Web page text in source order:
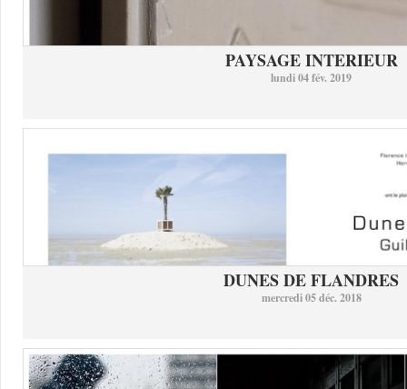
PAYSAGE INTERIEUR
lundi 04 fév. 2019
DUNES DE FLANDRES
mercredi 05 déc. 2018